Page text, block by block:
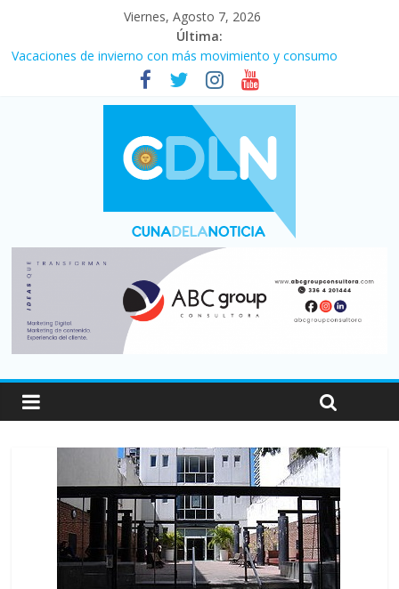
Viernes, Agosto 7, 2026
Última:
Vacaciones de invierno con más movimiento y consumo
turístico: 4,6 millones de personas viajaron por el país, un 5,9%
Fuerte caída de la venta de autos usados en julio: bajó un 12,6%
Central venció 1 a 0 al River de Coudet en el Monumental
La morosidad alcanzó su nivel más alto en dos décadas y ya
Desde que asumió Milei cerraron 41.000 kioscos: el sector
denuncia crisis como en 2001